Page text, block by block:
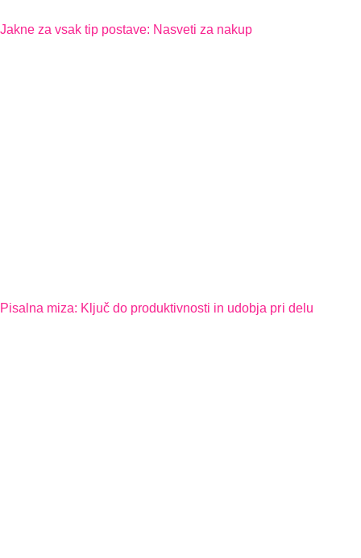
Jakne za vsak tip postave: Nasveti za nakup
Pisalna miza: Ključ do produktivnosti in udobja pri delu